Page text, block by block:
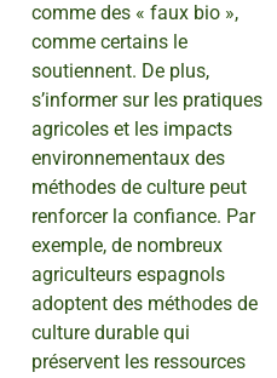
comme des « faux bio »,
comme certains le
soutiennent. De plus,
s’informer sur les pratiques
agricoles et les impacts
environnementaux des
méthodes de culture peut
renforcer la confiance. Par
exemple, de nombreux
agriculteurs espagnols
adoptent des méthodes de
culture durable qui
préservent les ressources